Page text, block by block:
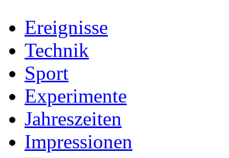
Ereignisse
Technik
Sport
Experimente
Jahreszeiten
Impressionen